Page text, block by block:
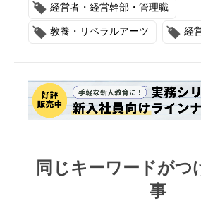
経営者・経営幹部・管理職
教養・リベラルアーツ 経
同じキーワードがつ
事